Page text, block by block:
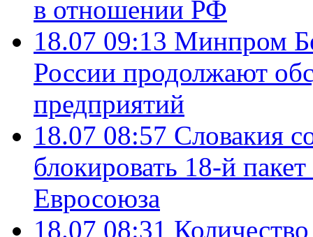
в отношении РФ
18.07 09:13 Минпром
России продолжают
предприятий
18.07 08:57 Словакия
блокировать 18-й
Евросоюза
18.07 08:31